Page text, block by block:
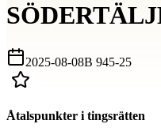
2025-08-08B 945-25
Åtalspunkter i tingsrätten